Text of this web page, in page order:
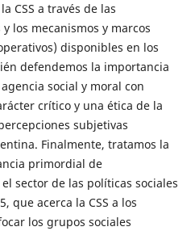
CSS a través de las
los mecanismos y marcos
disponibles en los
defendemos la importancia
social y moral con
crítico y una ética de la
subjetivas
Finalmente, tratamos la
primordial de
sector de las políticas sociales
que acerca la CSS a los
los grupos sociales